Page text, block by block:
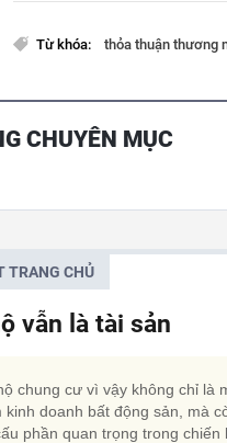
Từ khóa: thỏa thuận thương
CHUYÊN MỤC
TRANG CHỦ
vẫn là tài sản
chung cư vì vậy không chỉ là
kinh doanh bất động sản, mà
phần quan trọng trong chiến